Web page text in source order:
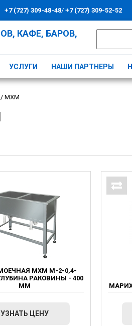
+7 (727) 309-48-48/+7 (727) 309-52-52
КАФЕ, БАРОВ,
УСЛУГИ НАШИ ПАРТНЕРЫ
/ МХМ
МХМ М-2-0,4-
РАКОВИНЫ - 400
ММ
УЗНАТЬ ЦЕНУ